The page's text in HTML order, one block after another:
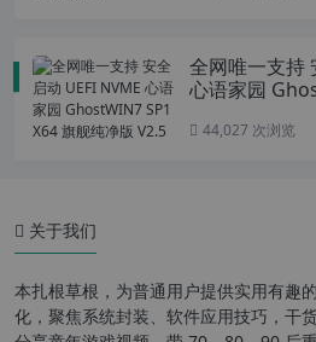
全网唯一支持
心语家园
44,027 次浏览
关于我们
本扎根草根，为普通用户提供实用有趣
化，聚焦系统封装、软件应用技巧，干